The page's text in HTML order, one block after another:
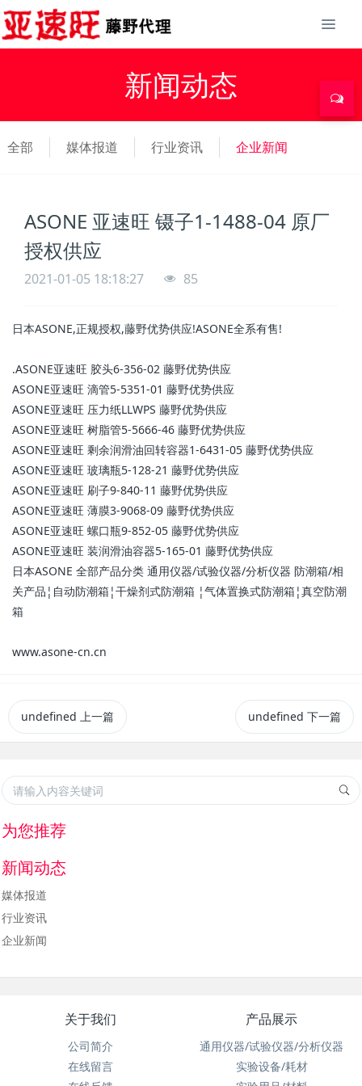
新闻动态
全部 媒体报道 行业资讯 企业新闻
ASONE 亚速旺 镊子1-1488-04 原厂
授权供应
2021-01-05 18:18:27 85
日本ASONE,正规授权,藤野优势供应!ASONE全系有售!
.ASONE亚速旺 胶头6-356-02 藤野优势供应
ASONE亚速旺 滴管5-5351-01 藤野优势供应
ASONE亚速旺 压力纸LLWPS 藤野优势供应
ASONE亚速旺 树脂管5-5666-46 藤野优势供应
ASONE亚速旺 剩余润滑油回转容器1-6431-05 藤野优势供应
ASONE亚速旺 玻璃瓶5-128-21 藤野优势供应
ASONE亚速旺 刷子9-840-11 藤野优势供应
ASONE亚速旺 薄膜3-9068-09 藤野优势供应
ASONE亚速旺 螺口瓶9-852-05 藤野优势供应
ASONE亚速旺 装润滑油容器5-165-01 藤野优势供应
日本ASONE 全部产品分类 通用仪器/试验仪器/分析仪器 防潮箱/相
关产品¦自动防潮箱¦干燥剂式防潮箱 ¦气体置换式防潮箱¦真空防潮
箱
www.asone-cn.cn
undefined 上一篇 undefined 下一篇
为您推荐
新闻动态
媒体报道
行业资讯
企业新闻
关于我们
公司简介
在线留言
产品展示
通用仪器/试验仪器/分析仪器
实验设备/耗材